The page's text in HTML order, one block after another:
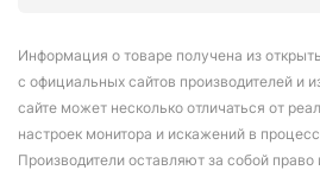
Информация о товаре получена из
с официальных сайтов производителей и
сайте может несколько отличаться от
настроек монитора и искажений в
Производители оставляют за собой